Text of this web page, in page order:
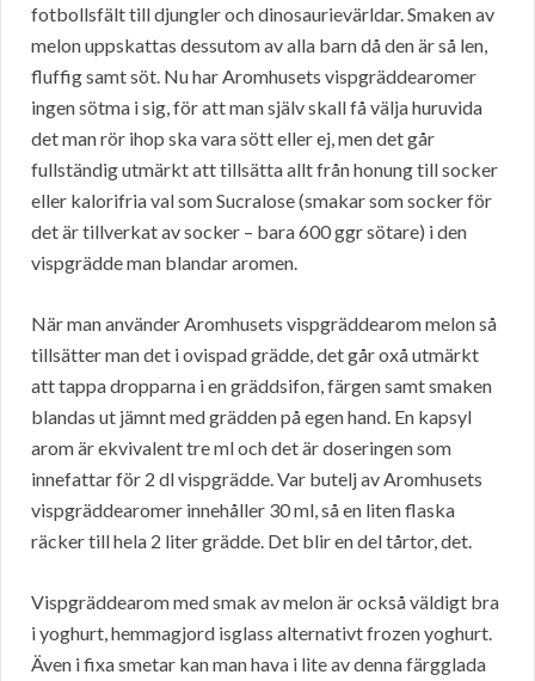
fotbollsfält till djungler och dinosaurievärldar. Smaken av
melon uppskattas dessutom av alla barn då den är så len,
fluffig samt söt. Nu har Aromhusets vispgräddearomer
ingen sötma i sig, för att man själv skall få välja huruvida
det man rör ihop ska vara sött eller ej, men det går
fullständig utmärkt att tillsätta allt från honung till socker
eller kalorifria val som Sucralose (smakar som socker för
det är tillverkat av socker – bara 600 ggr sötare) i den
vispgrädde man blandar aromen.
När man använder Aromhusets vispgräddearom melon så
tillsätter man det i ovispad grädde, det går oxå utmärkt
att tappa dropparna i en gräddsifon, färgen samt smaken
blandas ut jämnt med grädden på egen hand. En kapsyl
arom är ekvivalent tre ml och det är doseringen som
innefattar för 2 dl vispgrädde. Var butelj av Aromhusets
vispgräddearomer innehåller 30 ml, så en liten flaska
räcker till hela 2 liter grädde. Det blir en del tårtor, det.
Vispgräddearom med smak av melon är också väldigt bra
i yoghurt, hemmagjord isglass alternativt frozen yoghurt.
Även i fixa smetar kan man hava i lite av denna färgglada